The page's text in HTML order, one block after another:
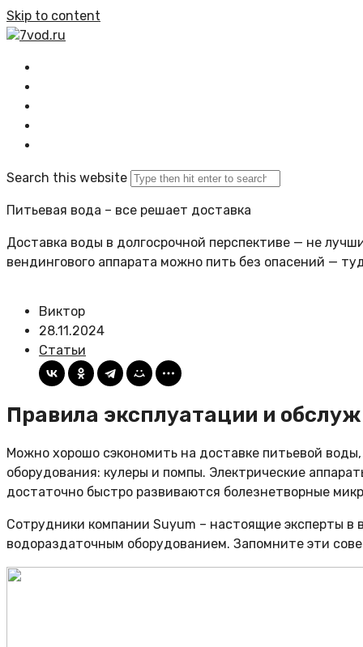
Skip to content
7vod.ru
Search this website
Питьевая вода – все решает доставка
Доставка воды в долгосрочной перспективе — не
вендингового аппарата можно пить без опасений —
Виктор
28.11.2024
Статьи
Правила эксплуатации и
Можно хорошо сэкономить на доставке питьевой
оборудования: кулеры и помпы. Электрические
достаточно быстро развиваются болезнетворные
Сотрудники компании Suyum – настоящие эксперты в
водораздаточным оборудованием. Запомните эти